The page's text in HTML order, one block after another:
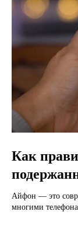
Как
Айфон — это
многими